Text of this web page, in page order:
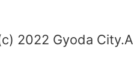
2022 Gyoda